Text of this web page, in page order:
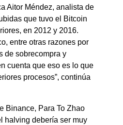
Aitor Méndez, analista de
que tuvo el Bitcoin
en 2012 y 2016.
entre otras razones por
de sobrecompra y
cuenta que eso es lo que
procesos”, continúa
Binance, Para To Zhao
halving debería ser muy